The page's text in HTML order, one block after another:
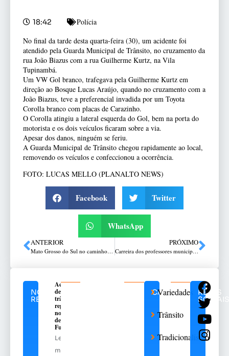
18:42
Polícia
No final da tarde desta quarta-feira (30), um acidente foi
atendido pela Guarda Municipal de Trânsito, no cruzamento da
rua João Biazus com a rua Guilherme Kurtz, na Vila
Tupinambá.
Um VW Gol branco, trafegava pela Guilherme Kurtz em
direção ao Bosque Lucas Araújo, quando no cruzamento com a
João Biazus, teve a preferencial invadida por um Toyota
Corolla branco com placas de Carazinho.
O Corolla atingiu a lateral esquerda do Gol, bem na porta do
motorista e os dois veículos ficaram sobre a via.
Apesar dos danos, ninguém se feriu.
A Guarda Municipal de Trânsito chegou rapidamente ao local,
removendo os veículos e confeccionou a ocorrência.
FOTO: LUCAS MELLO (PLANALTO NEWS)
Facebook Twitter
WhatsApp
ANTERIOR
Mato Grosso do Sul no caminho Do Rio Grande ao Pantanal
PRÓXIMO
Carreira dos professores municipais tratada em congresso organizado pelo CMP
NOTÍCIAS
RELACIONADAS
Acidente
de
trânsito
registrado
no Centro
de Passo
Fundo
Leia
mais
CATEGORIAS
Variedades
Trânsito
Tradicionalismo
REDES